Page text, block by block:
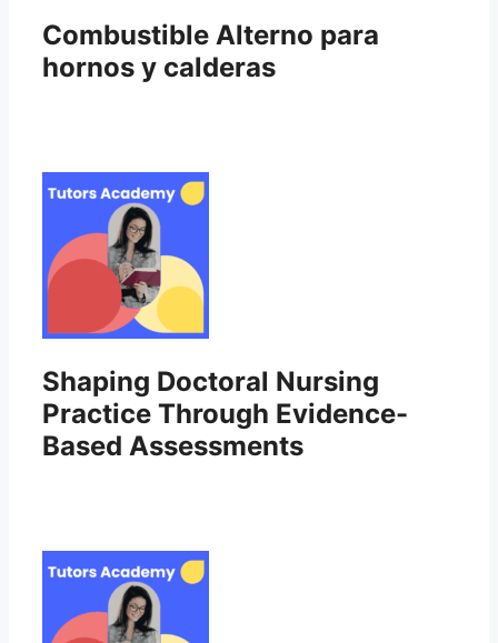
Combustible Alterno para
hornos y calderas
Shaping Doctoral Nursing
Practice Through Evidence-
Based Assessments